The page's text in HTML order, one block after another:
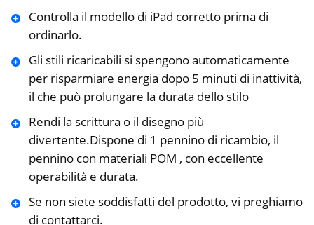
Controlla il modello di iPad corretto prima di
ordinarlo.
Gli stili ricaricabili si spengono automaticamente
per risparmiare energia dopo 5 minuti di inattività,
il che può prolungare la durata dello stilo
Rendi la scrittura o il disegno più
divertente.Dispone di 1 pennino di ricambio, il
pennino con materiali POM , con eccellente
operabilità e durata.
Se non siete soddisfatti del prodotto, vi preghiamo
di contattarci.